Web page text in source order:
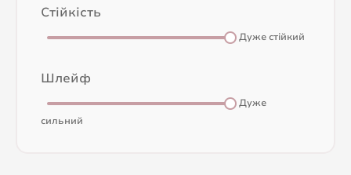
Стійкість
Дуже стійкий
Шлейф
Дуже
сильний